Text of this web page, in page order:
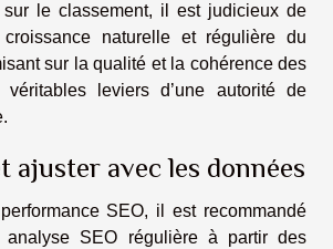
sur le classement, il est judicieux de
naturelle et régulière du
sur la qualité et la cohérence des
véritables leviers d’une autorité de
ajuster avec les données
SEO, il est recommandé
analyse SEO régulière à partir des